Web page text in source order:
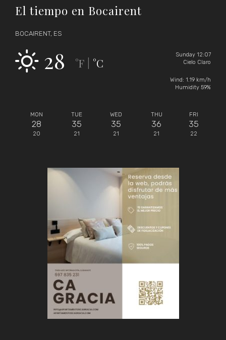
El tiempo en Bocairent
BOCAIRENT, ES
Sunday 12:07
Cielo Claro
Wind: 1.19 km/h
Humidity 59%
28 °F °C
MON
28
20
TUE
35
21
WED
35
21
THU
36
21
FRI
35
22